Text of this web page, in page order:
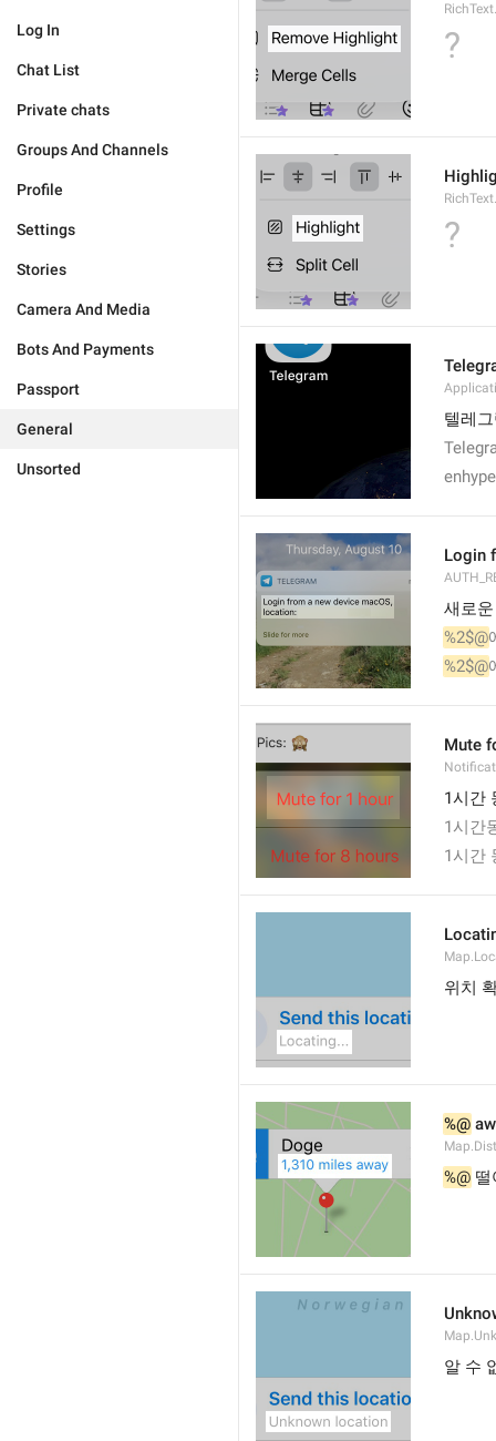
Log In
Chat List
Private chats
Groups And Channels
Profile
Settings
Stories
Camera And Media
Bots And Payments
Passport
General
Unsorted
?
?
텔레
Login
새로
%2$@
%2$@
Mute
1시간
1시간
1시간
위치
%@
%@ 떨
알 수